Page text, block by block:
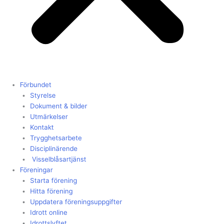
Förbundet
Styrelse
Dokument & bilder
Utmärkelser
Kontakt
Trygghetsarbete
Disciplinärende
Visselblåsartjänst
Föreningar
Starta förening
Hitta förening
Uppdatera föreningsuppgifter
Idrott online